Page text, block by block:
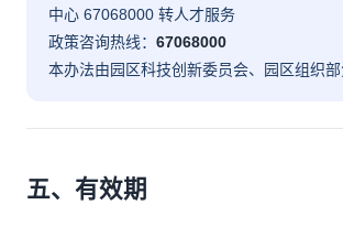
中心 67068000 转人才服务
政策咨询热线： 67068000
本办法由园区科技创新委员会、园区组织
五、有效期